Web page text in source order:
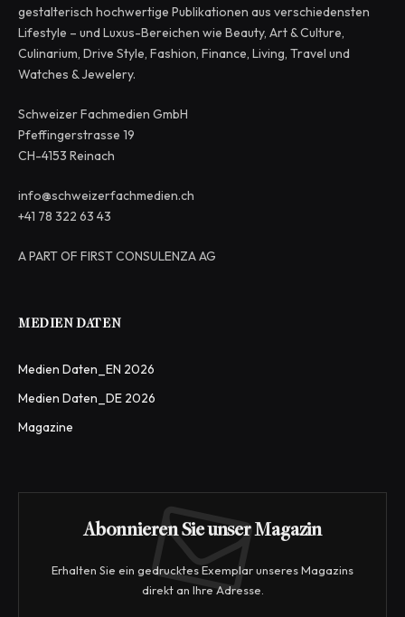
gestalterisch hochwertige Publikationen aus verschiedensten
Lifestyle – und Luxus-Bereichen wie Beauty, Art & Culture,
Culinarium, Drive Style, Fashion, Finance, Living, Travel und
Watches & Jewelery.
Schweizer Fachmedien GmbH
Pfeffingerstrasse 19
CH-4153 Reinach
info@schweizerfachmedien.ch
+41 78 322 63 43
A PART OF FIRST CONSULENZA AG
MEDIEN DATEN
Medien Daten_EN 2026
Medien Daten_DE 2026
Magazine
Abonnieren Sie unser Magazin
Erhalten Sie ein gedrucktes Exemplar unseres Magazins
direkt an Ihre Adresse.